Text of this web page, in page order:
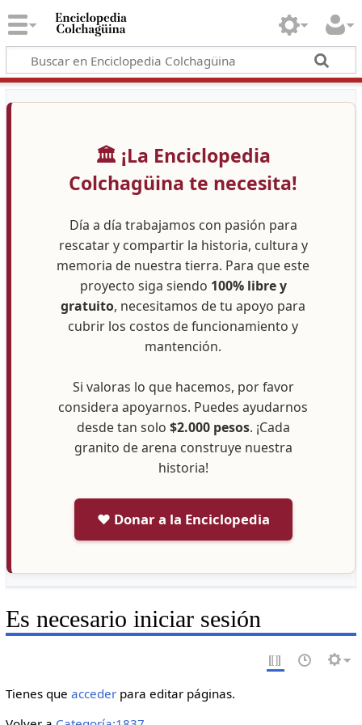
🏛️ ¡La Enciclopedia
Colchagüina te necesita!
Día a día trabajamos con pasión para
rescatar y compartir la historia, cultura y
memoria de nuestra tierra. Para que este
proyecto siga siendo 100% libre y
gratuito, necesitamos de tu apoyo para
cubrir los costos de funcionamiento y
mantención.
Si valoras lo que hacemos, por favor
considera apoyarnos. Puedes ayudarnos
desde tan solo $2.000 pesos. ¡Cada
granito de arena construye nuestra
historia!
❤️ Donar a la Enciclopedia
Es necesario iniciar sesión
Tienes que accederpara editar páginas.